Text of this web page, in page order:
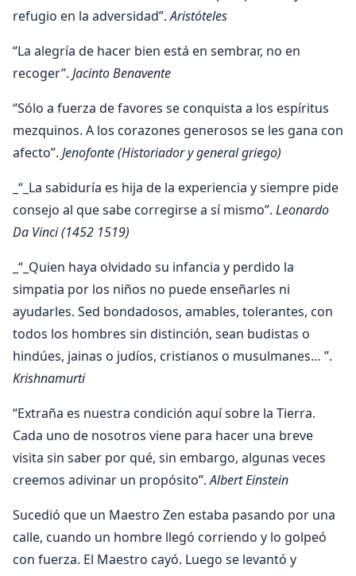
refugio en la adversidad”.Aristóteles
“La alegría de hacer bien está en sembrar, no en
recoger”. Jacinto Benavente
“Sólo a fuerza de favores se conquista a los espíritus
mezquinos. A los corazones generosos se les gana con
afecto”. Jenofonte (Historiador y general griego)
_“_La sabiduría es hija de la experiencia y siempre pide
consejo al que sabe corregirse a sí mismo”. Leonardo
Da Vinci (1452 1519)
_“_Quien haya olvidado su infancia y perdido la
simpatia por los niños no puede enseñarles ni
ayudarles. Sed bondadosos, amables, tolerantes, con
todos los hombres sin distinción, sean budistas o
hindúes, jainas o judíos, cristianos o musulmanes… ”.
Krishnamurti
“Extraña es nuestra condición aquí sobre la Tierra.
Cada uno de nosotros viene para hacer una breve
visita sin saber por qué, sin embargo, algunas veces
creemos adivinar un propósito”.Albert Einstein
Sucedió que un Maestro Zen estaba pasando por una
calle, cuando un hombre llegó corriendo y lo golpeó
con fuerza. El Maestro cayó. Luego se levantó y